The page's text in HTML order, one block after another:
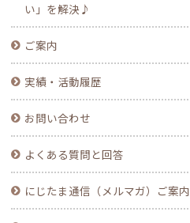
い」を解決♪
ご案内
実績・活動履歴
お問い合わせ
よくある質問と回答
にじたま通信（メルマガ）ご案内